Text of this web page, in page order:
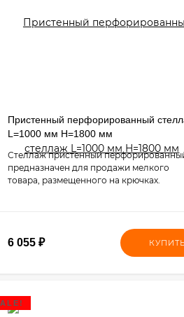
Пристенный перфорированный
L=1000 мм H=1800 мм
Стеллаж пристенный
предназначен для продажи мелкого
товара, размещенного на крючках.
6 055₽